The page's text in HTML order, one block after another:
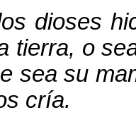
dioses
tierra, o
sea su
cría.